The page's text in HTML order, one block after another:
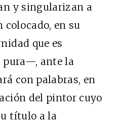
y singularizan a
colocado, en su
que es
pura—, ante la
con palabras, en
del pintor cuyo
título a la